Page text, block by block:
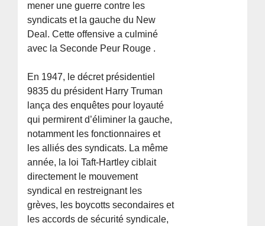
mener une guerre contre les
syndicats et la gauche du New
Deal. Cette offensive a culminé
avec la Seconde Peur Rouge .
En 1947, le décret présidentiel
9835 du président Harry Truman
lança des enquêtes pour loyauté
qui permirent d’éliminer la gauche,
notamment les fonctionnaires et
les alliés des syndicats. La même
année, la loi Taft-Hartley ciblait
directement le mouvement
syndical en restreignant les
grèves, les boycotts secondaires et
les accords de sécurité syndicale,